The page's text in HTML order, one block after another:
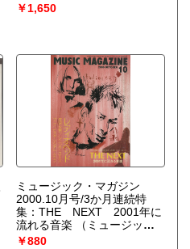
￥1,650
ミュージック・マガジン
2000.10月号/3か月連続特
集：THE NEXT 2001年に
流れる音楽
（ミュージッ
ク・マガジン [編]）
￥880